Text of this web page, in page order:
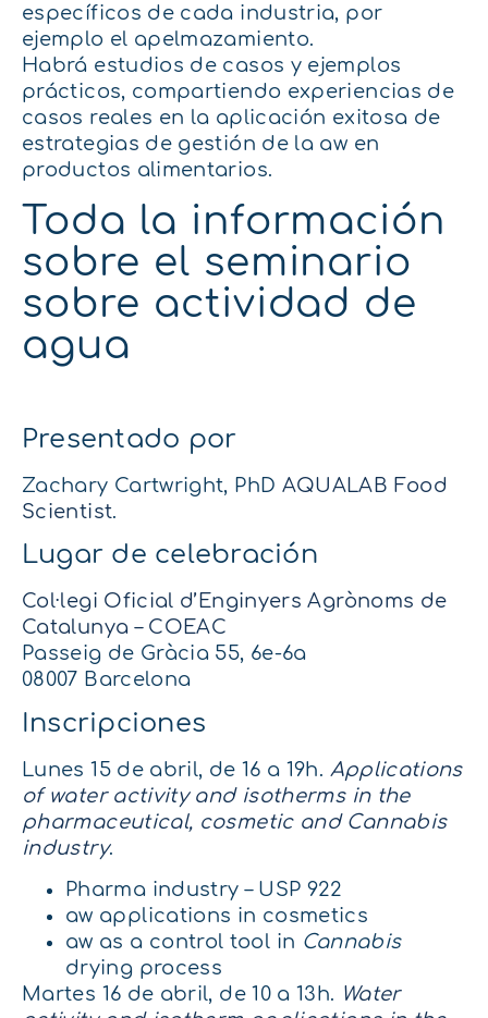
específicos de cada industria, por
ejemplo el apelmazamiento.
Habrá estudios de casos y ejemplos
prácticos, compartiendo experiencias de
casos reales en la aplicación exitosa de
estrategias de gestión de la aw en
productos alimentarios.
Toda la información
sobre el seminario
sobre actividad de
agua
Presentado por
Zachary Cartwright, PhD AQUALAB Food
Scientist.
Lugar de celebración
Col·legi Oficial d’Enginyers Agrònoms de
Catalunya – COEAC
Passeig de Gràcia 55, 6e-6a
08007 Barcelona
Inscripciones
Lunes 15 de abril, de 16 a 19h. Applications
of water activity and isotherms in the
pharmaceutical, cosmetic and Cannabis
industry.
Pharma industry – USP 922
aw applications in cosmetics
aw as a control tool in Cannabis
drying process
Martes 16 de abril, de 10 a 13h. Water